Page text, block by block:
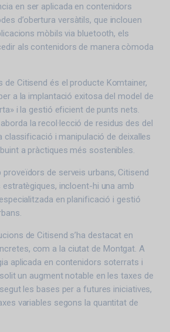
en ser aplicada en contenidors
d’obertura versàtils, que inclouen
mòbils via bluetooth, els
als contenidors de manera còmoda
de Citisend és el producte Komtainer,
a la implantació exitosa del model de
i la gestió eficient de punts nets.
la recol·lecció de residus des del
classificació i manipulació de deixalles
a pràctiques més sostenibles.
proveïdors de serveis urbans, Citisend
incloent-hi una amb
en planificació i gestió
de Citisend s’ha destacat en
com a la ciutat de Montgat. A
aplicada en contenidors soterrats i
un augment notable en les taxes de
les bases per a futures iniciatives,
variables segons la quantitat de